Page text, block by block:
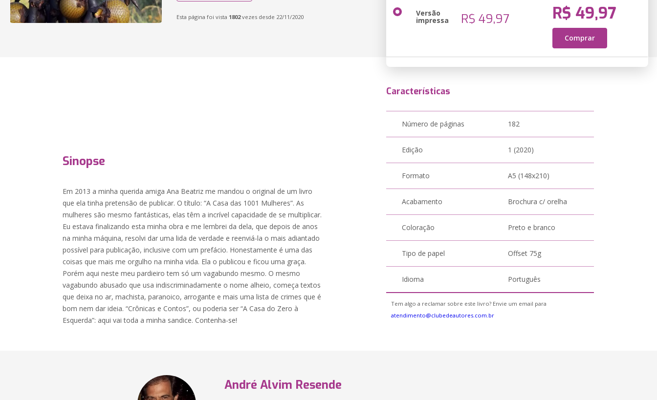
Esta página foi vista 1802vezes desde 22/11/2020 Versão
impressa R$ 49,97 R$ 49,97
Comprar
Sinopse
Em 2013 a minha querida amiga Ana Beatriz me mandou o original de um livro
que ela tinha pretensão de publicar. O título: “A Casa das 1001 Mulheres”. As
mulheres são mesmo fantásticas, elas têm a incrível capacidade de se multiplicar.
Eu estava finalizando esta minha obra e me lembrei da dela, que depois de anos
na minha máquina, resolvi dar uma lida de verdade e reenviá-la o mais adiantado
possível para publicação, inclusive com um prefácio. Honestamente é uma das
coisas que mais me orgulho na minha vida. Ela o publicou e ficou uma graça.
Porém aqui neste meu pardieiro tem só um vagabundo mesmo. O mesmo
vagabundo abusado que usa indiscriminadamente o nome alheio, começa textos
que deixa no ar, machista, paranoico, arrogante e mais uma lista de crimes que é
bom nem dar ideia. “Crônicas e Contos”, ou poderia ser “A Casa do Zero à
Esquerda”: aqui vai toda a minha sandice. Contenha-se!
Características
Número de páginas 182
Edição 1 (2020)
Formato A5 (148x210)
Acabamento Brochura c/ orelha
Coloração Preto e branco
Tipo de papel Offset 75g
Idioma Português
Tem algo a reclamar sobre este livro? Envie um email para
atendimento@clubedeautores.com.br
André Alvim Resende